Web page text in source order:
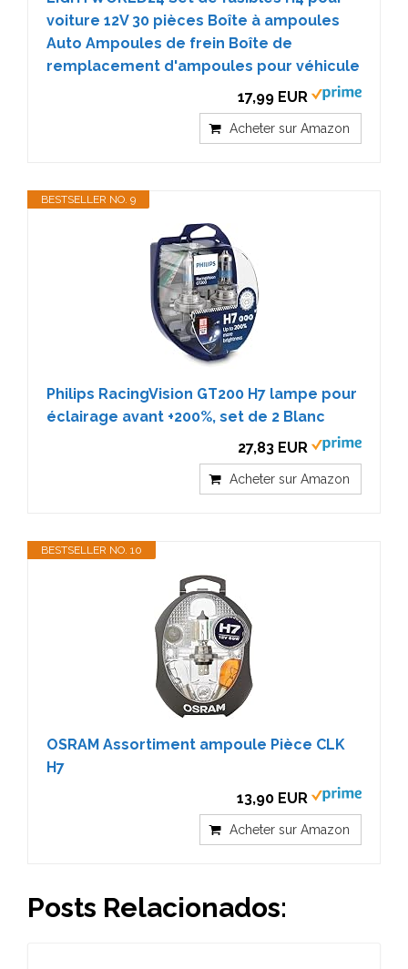
voiture 12V 30 pièces Boîte à ampoules
Auto Ampoules de frein Boîte de
remplacement d'ampoules pour véhicule
17,99 EUR
Acheter sur Amazon
BESTSELLER NO. 9
Philips RacingVision GT200 H7 lampe pour
éclairage avant +200%, set de 2 Blanc
27,83 EUR
Acheter sur Amazon
BESTSELLER NO. 10
OSRAM Assortiment ampoule Pièce CLK
H7
13,90 EUR
Acheter sur Amazon
Posts Relacionados: